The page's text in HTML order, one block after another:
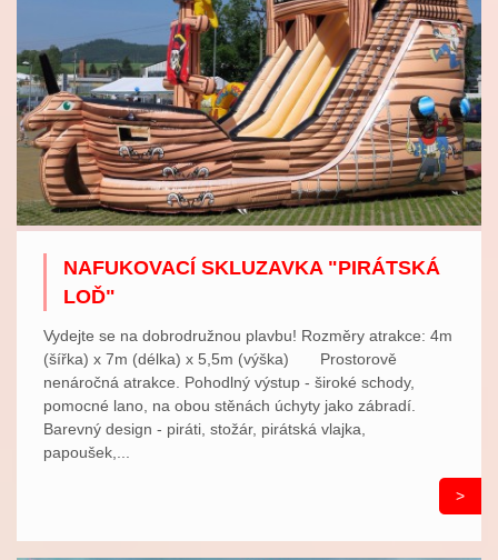
NAFUKOVACÍ SKLUZAVKA "PIRÁTSKÁ
LOĎ"
Vydejte se na dobrodružnou plavbu! Rozměry atrakce: 4m
(šířka) x 7m (délka) x 5,5m (výška) Prostorově
nenáročná atrakce. Pohodlný výstup - široké schody,
pomocné lano, na obou stěnách úchyty jako zábradí.
Barevný design - piráti, stožár, pirátská vlajka,
papoušek,...
>